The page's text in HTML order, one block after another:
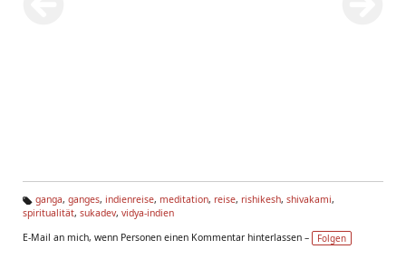
Ta
s:
ganga, ganges, indienreise, meditation, reise, rishikesh, shivakami,
spiritualität, sukadev, vidya-indien
E-Mail an mich, wenn Personen einen Kommentar hinterlassen –
Folgen